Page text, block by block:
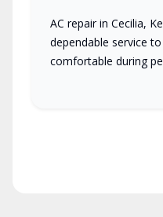
AC repair in Cecilia,
dependable service
comfortable during